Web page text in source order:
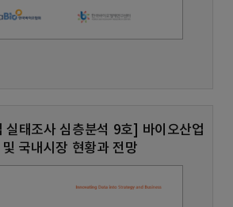
실태조사 심층분석 9호] 바이오산업
국내시장 현황과 전망